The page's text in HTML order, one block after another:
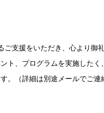
ご支援をいただき、心より御
ト、プログラムを実施したく
。（詳細は別途メールでご連